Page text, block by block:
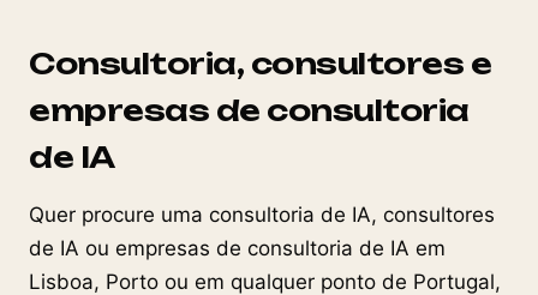
Consultoria, consultores e
empresas de consultoria
de IA
Quer procure uma consultoria de IA, consultores
de IA ou empresas de consultoria de IA em
Lisboa, Porto ou em qualquer ponto de Portugal,